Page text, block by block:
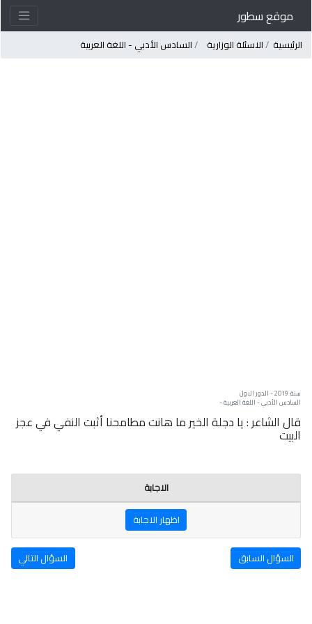
موقع سطور
الرئيسية الاسئلة الوزارية السادس الأدبي - اللغة العربية
سنة: 2019 - الدور الاول
السادس الأدبي - اللغة العربية -
قال الشاعر : يا دجلة الخير ما هانت مطامحنا أثبت النفي في عجز
البيت
الاجابة
اظهار الاجابة
السؤال السابق السؤال التالي